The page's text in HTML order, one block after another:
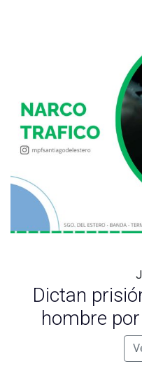
Dictan
hombre